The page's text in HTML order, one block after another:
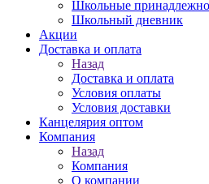
Школьные
Школьный дневник
Акции
Доставка и оплата
Назад
Доставка и оплата
Условия оплаты
Условия доставки
Канцелярия оптом
Компания
Назад
Компания
О компании